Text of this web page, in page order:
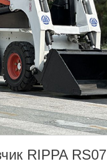
RIPPA RS07